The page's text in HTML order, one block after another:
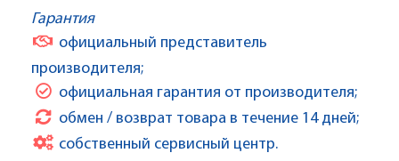
Гарантия
официальный представитель
производителя;
официальная гарантия от производителя;
обмен / возврат товара в течение 14 дней;
собственный сервисный центр.